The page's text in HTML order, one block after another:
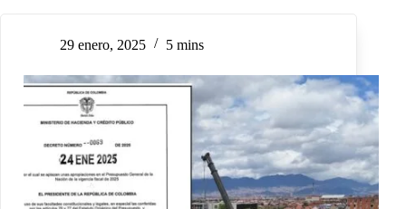
29 enero, 2025 5 mins